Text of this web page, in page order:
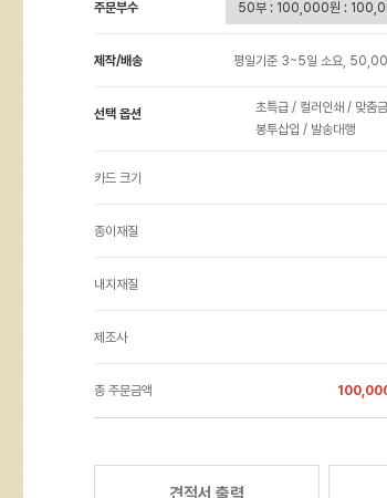
주문부수
제작/배송 평일기준 3~5일 소요,
선택 옵션
초특급 / 컬러인쇄 / 맞춤
봉투삽입 / 발송대행
카드 크기
종이재질
내지재질
제조사
총 주문금액
견적서 출력